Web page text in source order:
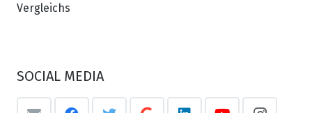
Vergleichs
SOCIAL MEDIA